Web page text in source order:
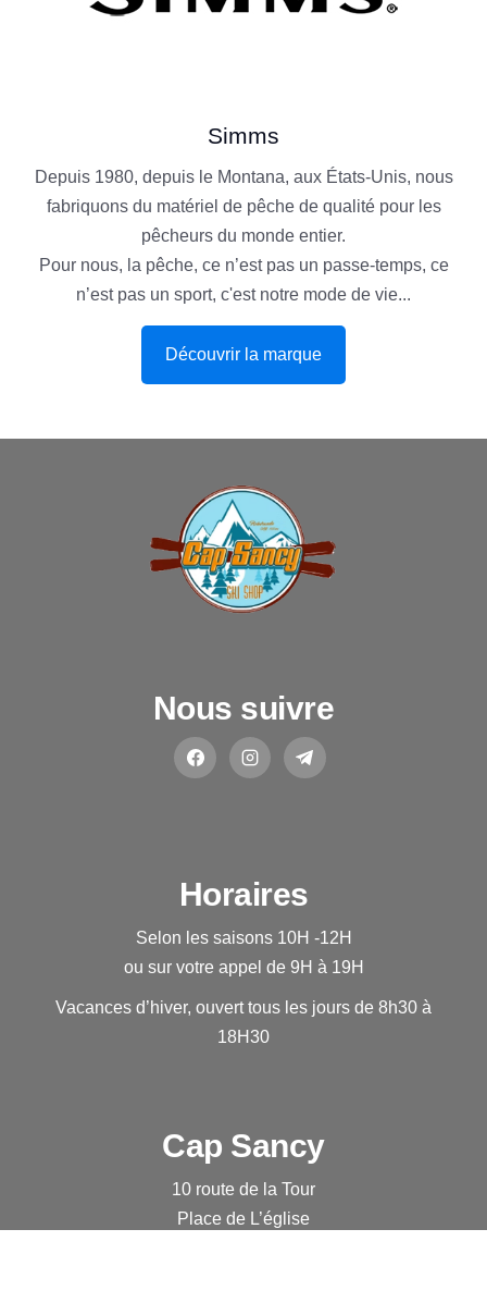
Simms
Depuis 1980, depuis le Montana, aux États-Unis, nous
fabriquons du matériel de pêche de qualité pour les
pêcheurs du monde entier.
Pour nous, la pêche, ce n’est pas un passe-temps, ce
n’est pas un sport, c'est notre mode de vie...
Découvrir la marque
Cap Sancy
10 route de la Tour
Place de L’église
Horaires
Selon les saisons 10H -12H
ou sur votre appel de 9H à 19H
Vacances d’hiver, ouvert tous les jours de 8h30 à
18H30
Nous suivre